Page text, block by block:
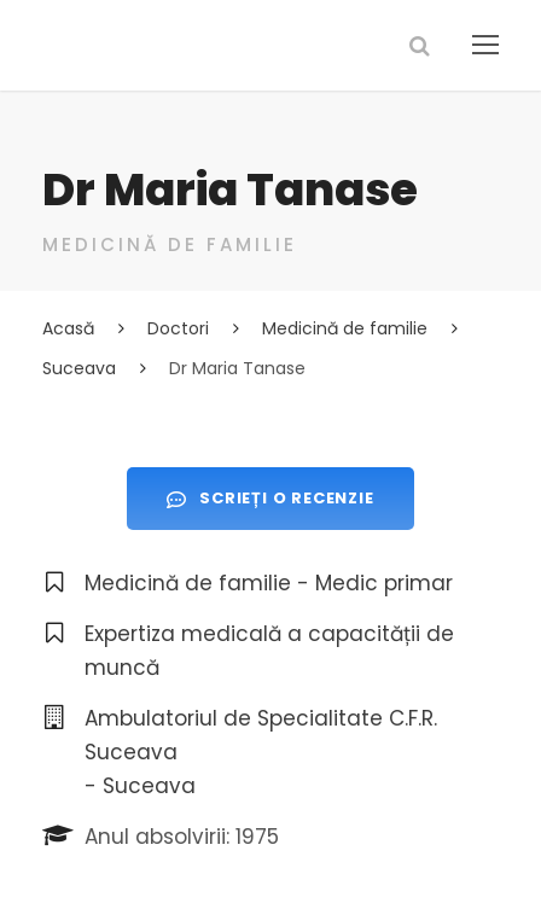
Dr Maria Tanase
MEDICINĂ DE FAMILIE
Acasă Doctori
Medicină de familie
Suceava
Dr Maria Tanase
SCRIEȚI O RECENZIE
Medicină de familie - Medic primar
Expertiza medicală a capacității de
muncă
Ambulatoriul de Specialitate C.F.R.
Suceava
- Suceava
Anul absolvirii: 1975